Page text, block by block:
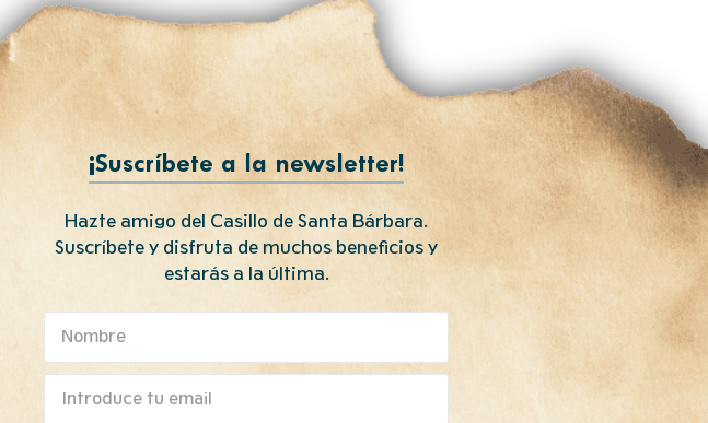
¡Suscríbete a la newsletter!
Hazte amigo del Casillo de Santa Bárbara.
Suscríbete y disfruta de muchos beneficios y
estarás a la última.